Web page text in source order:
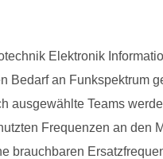
Elektronik
Bedarf an Funkspektrum
ausgewählte Teams
Frequenzen an den
brauchbaren